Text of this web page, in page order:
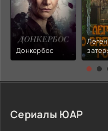
Донкербос
Сериалы ЮАР